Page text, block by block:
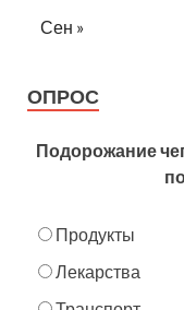
Сен »
ОПРОС
Подорожание
Продукты
Лекарства